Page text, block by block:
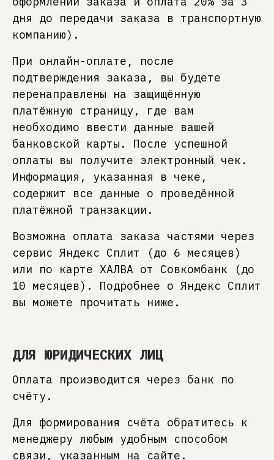
дня до передачи заказа в транспортную
компанию).
При онлайн-оплате, после
подтверждения заказа, вы будете
перенаправлены на защищённую
платёжную страницу, где вам
необходимо ввести данные вашей
банковской карты. После успешной
оплаты вы получите электронный чек.
Информация, указанная в чеке,
содержит все данные о проведённой
платёжной транзакции.
Возможна оплата заказа частями через
сервис Яндекс Сплит (до 6 месяцев)
или по карте ХАЛВА от Совкомбанк (до
10 месяцев). Подробнее о Яндекс Сплит
вы можете прочитать ниже.
ДЛЯ ЮРИДИЧЕСКИХ ЛИЦ
Оплата производится через банк по
счёту.
Для формирования счёта обратитесь к
менеджеру любым удобным способом
связи, указанным на сайте.
Добавьте понравившуюся
отделки можно выбрать позже
1